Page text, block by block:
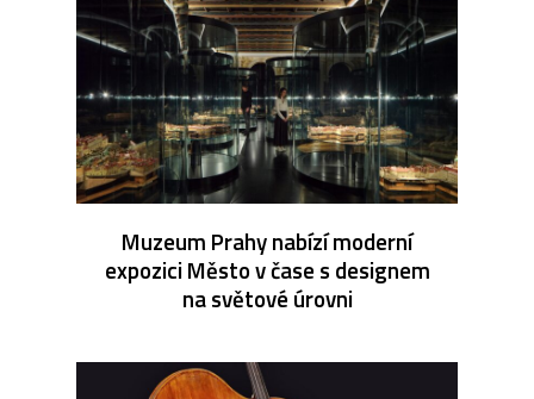
Muzeum Prahy nabízí moderní
expozici Město v čase s designem
na světové úrovni